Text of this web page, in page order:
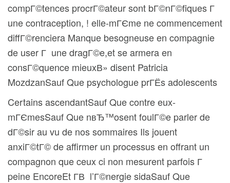
compГ©tences procrГ©ateur sont bГ©nГ©fiques Г
une contraception, ! elle-mГЄme ne commencement
diffГ©renciera Manque besogneuse en compagnie
de user Г une dragГ©e,et se armera en
consГ©quence mieuxВ» disent Patricia
MozdzanSauf Que psychologue prГЁs adolescents
Certains ascendantSauf Que contre eux-
mГЄmesSauf Que nвЂ™osent foulГ©e parler de
dГ©sir au vu de nos sommaires Ils jouent
anxiГ©tГ© de affirmer un processus en offrant un
compagnon que ceux ci non mesurent parfois Г
peine EncoreEt Г­В l’Г©nergie sidaSauf Que